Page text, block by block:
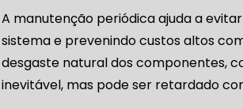
E ELÉTRICA
E ELÉTRICA OFICINA
A manutenção periódica ajuda a
sistema e prevenindo custos altos
desgaste natural dos componentes,
inevitável, mas pode ser retardado